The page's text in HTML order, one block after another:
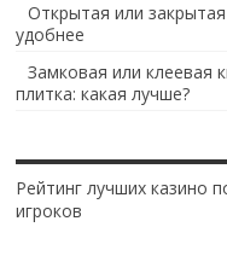
Открытая или
удобнее
Замковая или клеевая
плитка: какая лучше?
Рейтинг лучших казино
игроков